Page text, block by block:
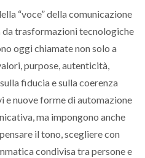
“voce” della comunicazione
da trasformazioni tecnologiche
oggi chiamate non solo a
purpose, autenticità,
fiducia e sulla coerenza
e nuove forme di automazione
ma impongono anche
il tono, scegliere con
condivisa tra persone e